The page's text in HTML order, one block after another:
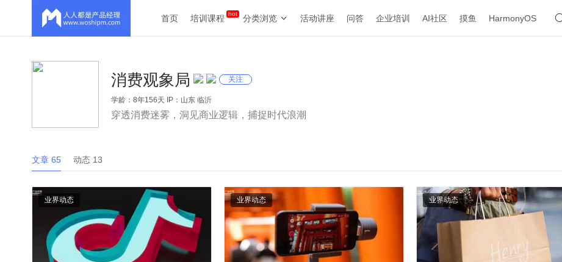
首页 培训课程 分类浏览 活动讲座 问答 企业培训 AI社区 摸鱼 HarmonyOS
消费观象局 关注
学龄：8年156天 IP：山东 临沂
穿透消费迷雾，洞见商业逻辑，捕捉时代浪潮
文章 65 动态 13
业界动态 业界动态 业界动态